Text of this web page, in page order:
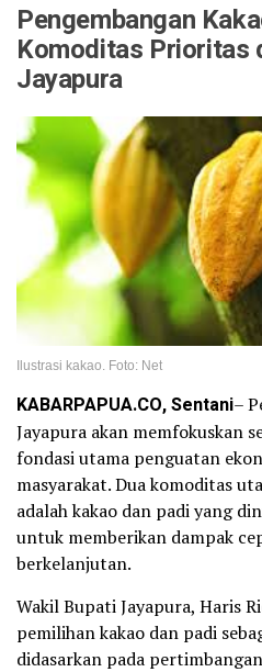
Pengembangan
Komoditas Prioritas
Jayapura
Ilustrasi kakao. Foto: Net
KABARPAPUA.CO, Sentani–
Jayapura akan memfokuskan
fondasi utama penguatan
masyarakat. Dua komoditas
adalah kakao dan padi yang
untuk memberikan dampak
berkelanjutan.
Wakil Bupati Jayapura, Haris
pemilihan kakao dan padi
didasarkan pada